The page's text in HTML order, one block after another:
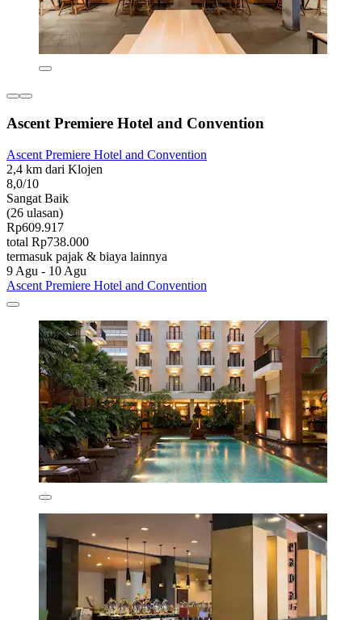
Ascent Premiere Hotel and Convention
Ascent Premiere Hotel and Convention
2,4 km dari Klojen
8,0/10
Sangat Baik
(26 ulasan)
Rp609.917
total Rp738.000
termasuk pajak & biaya lainnya
9 Agu - 10 Agu
Ascent Premiere Hotel and Convention